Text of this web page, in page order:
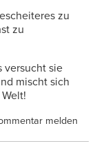
zu
zu
versucht sie
mischt sich
melden